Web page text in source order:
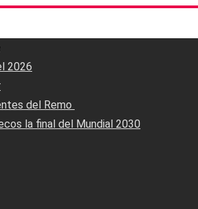
2026
del Remo
la final del Mundial 2030